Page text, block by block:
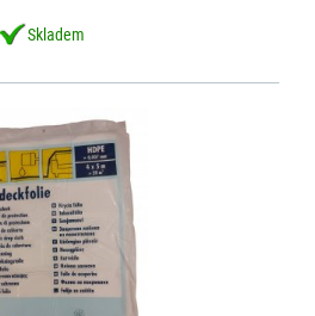
Skladem